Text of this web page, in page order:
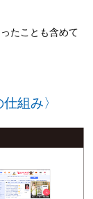
たことも含めて
組み〉